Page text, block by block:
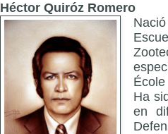
Héctor Quiróz Romero
Ha
en